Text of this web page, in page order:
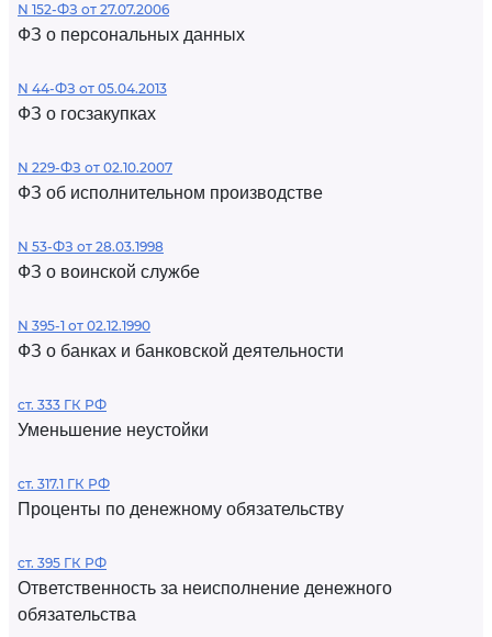
N 152-ФЗ от 27.07.2006
ФЗ о персональных данных
N 44-ФЗ от 05.04.2013
ФЗ о госзакупках
N 229-ФЗ от 02.10.2007
ФЗ об исполнительном производстве
N 53-ФЗ от 28.03.1998
ФЗ о воинской службе
N 395-1 от 02.12.1990
ФЗ о банках и банковской деятельности
ст. 333 ГК РФ
Уменьшение неустойки
ст. 317.1 ГК РФ
Проценты по денежному обязательству
ст. 395 ГК РФ
Ответственность за неисполнение денежного
обязательства